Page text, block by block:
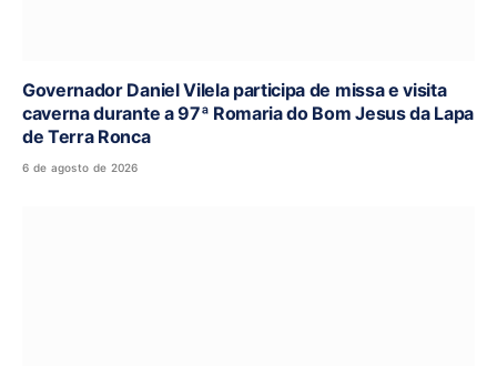
Governador Daniel Vilela participa de missa e visita
caverna durante a 97ª Romaria do Bom Jesus da Lapa
de Terra Ronca
6 de agosto de 2026